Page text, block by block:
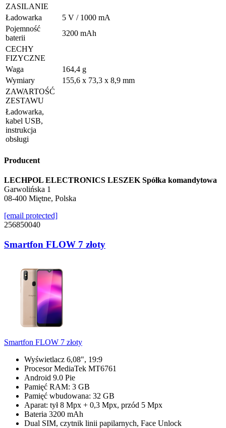
ZASILANIE
Ładowarka
5 V / 1000 mA
Pojemność
baterii
3200 mAh
CECHY
FIZYCZNE
Waga
164,4 g
Wymiary
155,6 x 73,3 x 8,9 mm
ZAWARTOŚĆ
ZESTAWU
Ładowarka,
kabel USB,
instrukcja
obsługi
Producent
LECHPOL ELECTRONICS LESZEK Spółka komandytowa
Garwolińska 1
08-400 Miętne, Polska
[email protected]
256850040
Smartfon FLOW 7 złoty
Smartfon FLOW 7 złoty
Wyświetlacz 6,08", 19:9
Procesor MediaTek MT6761
Android 9.0 Pie
Pamięć RAM: 3 GB
Pamięć wbudowana: 32 GB
Aparat: tył 8 Mpx + 0,3 Mpx, przód 5 Mpx
Bateria 3200 mAh
Dual SIM, czytnik linii papilarnych, Face Unlock